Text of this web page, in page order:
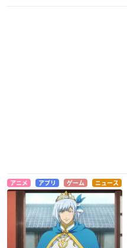
アニメ アプリ ゲーム ニュース